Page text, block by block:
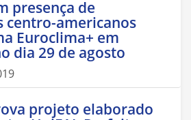
presença de
centro-americanos
Euroclima+ em
dia 29 de agosto
projeto elaborado